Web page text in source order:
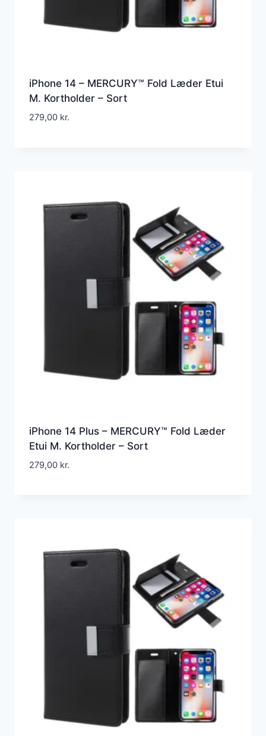
iPhone 14 – MERCURY™ Fold Læder Etui
M. Kortholder – Sort
279,00 kr.
iPhone 14 Plus – MERCURY™ Fold Læder
Etui M. Kortholder – Sort
279,00 kr.